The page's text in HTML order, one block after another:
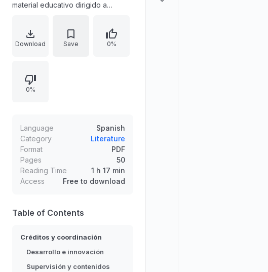
material educativo dirigido a
escolar 2024-2025. La publicación
reúne un equipo amplio de
contenidos, autores, coordinación
editorial y revisores, además de
iconografía. Incluye datos de
primera edición 2024, distribución
gratuita y créditos de diseño e
ilustración.
Download Save 0%
0%
Language
Spanish
Category
Literature
Format
PDF
Pages
50
Reading Time
1 h 17 min
Access
Free to download
Table of Contents
Créditos y coordinación
Desarrollo e innovación
Supervisión y contenidos